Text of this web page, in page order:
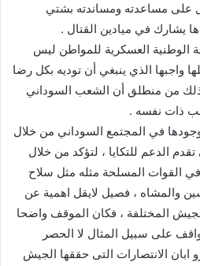
على مساعدته ومساندته بشتي
يشارك في ميادين القتال .
الوطنية العسكرية للمواطن ليس
واجبها الذي ينبغي أن توديه بكل رضا
من منطلق أن الشعب السوداني
ذات نفسه .
وجودها في المجتمع السوداني من خلال
الدعم للتكايا ، لتؤكد من خلال
في القوات المسلحة مثله مثل سلاح
والمشاه ، فصيل لايقل اهمية عن
المختلفة ، فكان الموقف واضحا
على سبيل المثال لا الحصر
ابان الانتصارات التى حققها الجيش